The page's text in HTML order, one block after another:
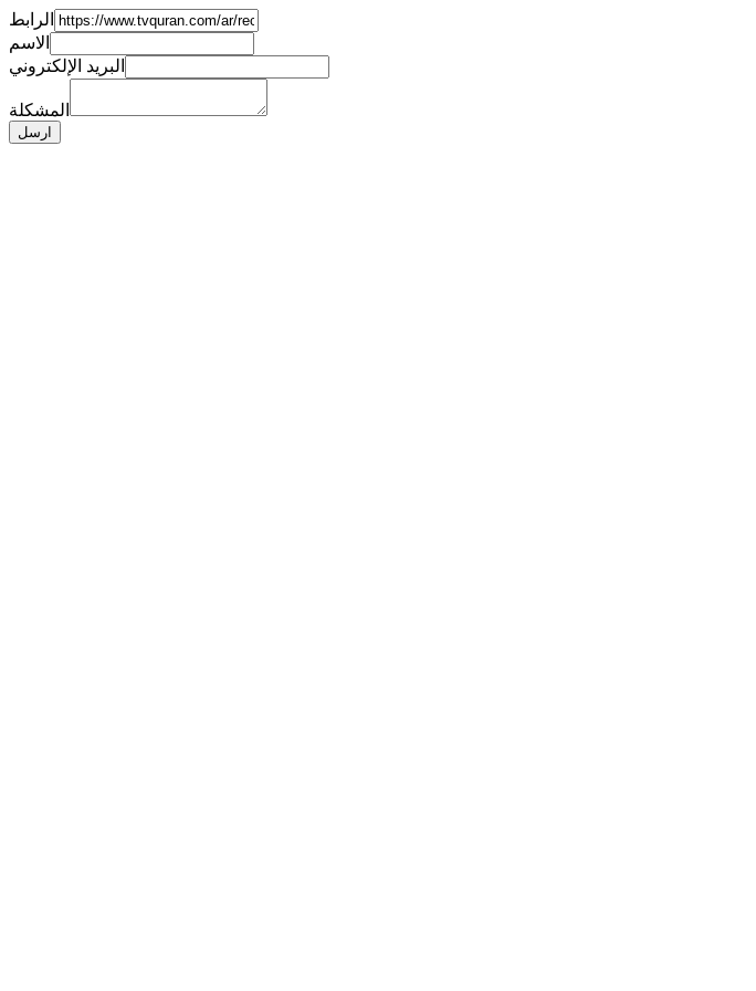
الرابط
الاسم
البريد الإلكتروني
المشكلة
ارسل